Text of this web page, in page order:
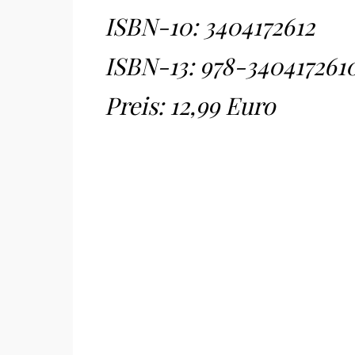
ISBN-10: 3404172612
ISBN-13: 978-
Preis: 12,99 Euro